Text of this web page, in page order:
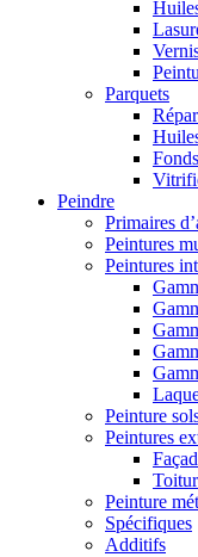
Parquets
Peindre
Primaires
Peintures
Peintures
Peinture
Peintures
Peinture
Spécifiques
Additifs